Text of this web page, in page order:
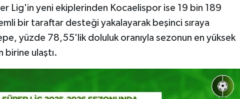
Lig'in yeni ekiplerinden Kocaelispor ise 19 bin 189
bir taraftar desteği yakalayarak beşinci sıraya
yüzde 78,55'lik doluluk oranıyla sezonun en yüksek
birine ulaştı.